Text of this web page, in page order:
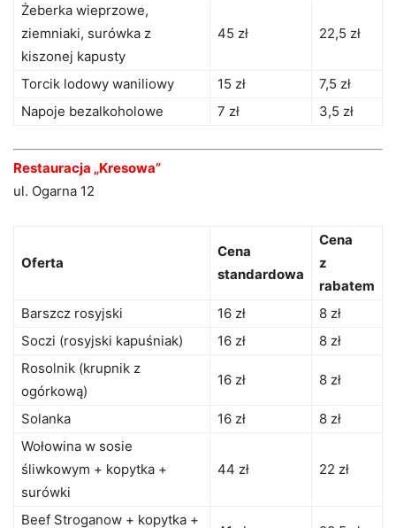
Żeberka wieprzowe,
ziemniaki, surówka z
kiszonej kapusty
45 zł 22,5 zł
Torcik lodowy waniliowy 15 zł
7,5 zł
Napoje bezalkoholowe
7 zł 3,5 zł
Restauracja „Kresowa”
ul. Ogarna 12
Oferta
Cena
standardowa
Cena
z
rabatem
Barszcz rosyjski
16 zł
8 zł
Soczi (rosyjski kapuśniak)
16 zł
8 zł
Rosolnik (krupnik z
ogórkową)
16 zł 8 zł
Solanka 16 zł
8 zł
Wołowina w sosie
śliwkowym + kopytka +
surówki
44 zł 22 zł
Beef Stroganow + kopytka +